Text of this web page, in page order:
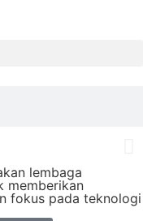
lembaga
memberikan
fokus pada teknologi